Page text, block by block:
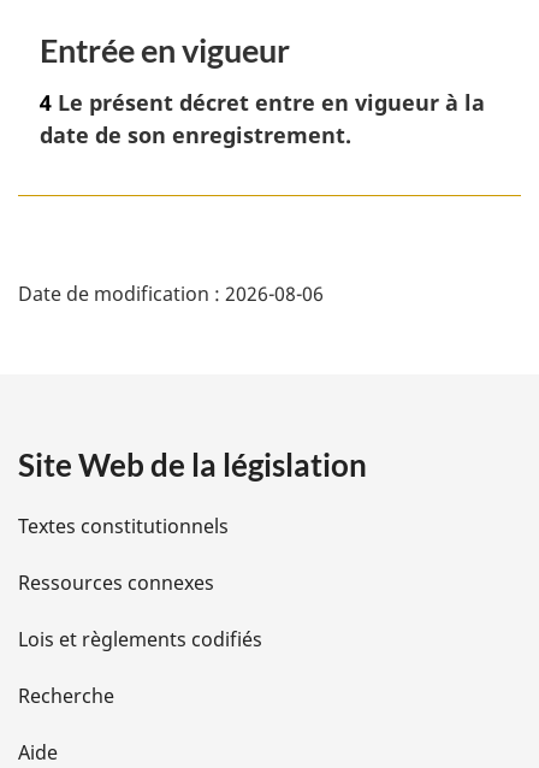
Entrée en vigueur
4 Le présent décret entre en vigueur à la
date de son enregistrement.
é
i
l
s
d
e
l
Date de modification : 2026-08-06
Site Web de la législation
Textes constitutionnels
Ressources connexes
Lois et règlements codifiés
Recherche
Aide